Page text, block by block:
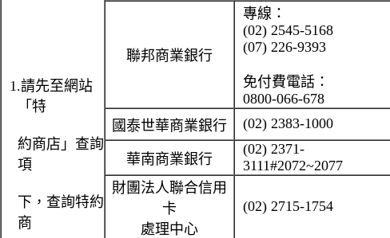
1.請先至網站
「特
約商店」查詢
項
下，查詢特約
商
聯邦商業銀行
專線：
(02) 2545-5168
(07) 226-9393
免付費電話：
0800-066-678
國泰世華商業銀行 (02) 2383-1000
華南商業銀行
(02) 2371-
3111#2072~2077
財團法人聯合信用
卡
處理中心
(02) 2715-1754